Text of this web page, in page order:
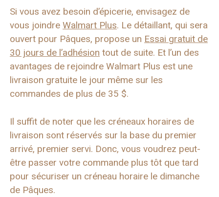
Si vous avez besoin d’épicerie, envisagez de
vous joindre Walmart Plus. Le détaillant, qui sera
ouvert pour Pâques, propose un Essai gratuit de
30 jours de l’adhésion tout de suite. Et l’un des
avantages de rejoindre Walmart Plus est une
livraison gratuite le jour même sur les
commandes de plus de 35 $.
Il suffit de noter que les créneaux horaires de
livraison sont réservés sur la base du premier
arrivé, premier servi. Donc, vous voudrez peut-
être passer votre commande plus tôt que tard
pour sécuriser un créneau horaire le dimanche
de Pâques.